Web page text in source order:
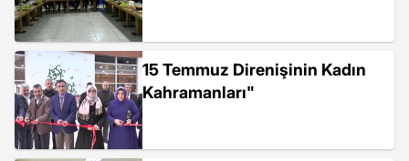
15 Temmuz Direnişinin Kadın
Kahramanları"